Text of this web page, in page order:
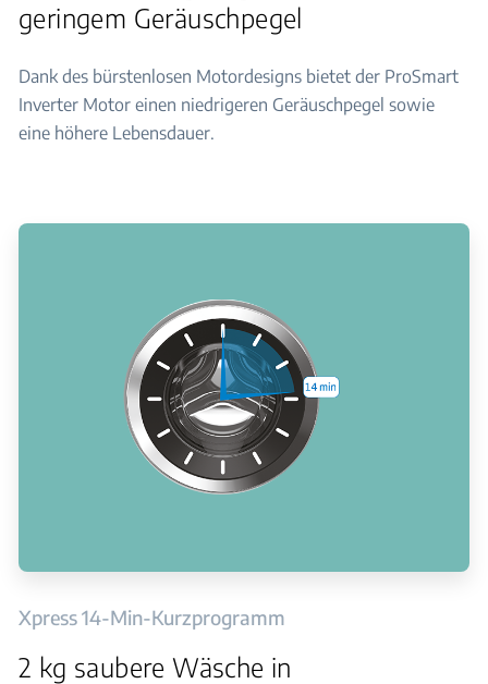
geringem Geräuschpegel
Dank des bürstenlosen Motordesigns bietet der ProSmart
Inverter Motor einen niedrigeren Geräuschpegel sowie
eine höhere Lebensdauer.
Xpress 14-Min-Kurzprogramm
2 kg saubere Wäsche in